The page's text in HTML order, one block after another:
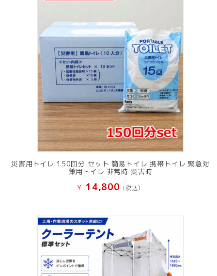
災害用トイレ 150回分 セット 簡易トイレ 携帯トイレ 緊急対
策用トイレ 非常時 災害時
¥ 14,800 (税込）